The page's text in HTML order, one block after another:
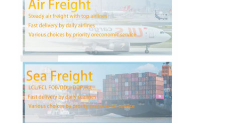
Rozmawiaj teraz.
Spedycja Międzynarodowa
Spedycja lotnicza
Fracht morski